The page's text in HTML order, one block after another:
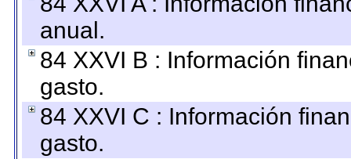
anual.
84 XXVI B : Información
gasto.
84 XXVI C : Información
gasto.